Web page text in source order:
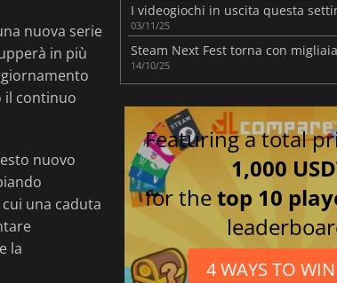
nuova serie
in più
il continuo
nuovo
una caduta
la
03/11/25
14/10/25
Featuring a total
1,000
for thetop 10
4 WAYS TO